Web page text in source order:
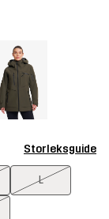
Storleksguide
L